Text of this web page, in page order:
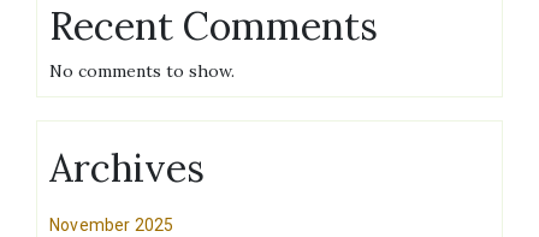
Recent Comments
No comments to show.
Archives
November 2025